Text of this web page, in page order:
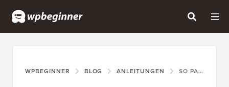
WPBEGINNER BLOG ANLEITUNGEN SO PASSEN SIE WOOCOMMERCE-E-MAILS AN (2 EINFACHE WEGE)